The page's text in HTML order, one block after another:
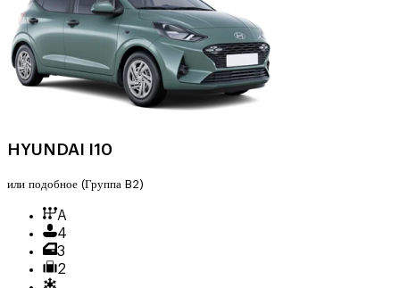
HYUNDAI I10
или подобное (Группа B2)
A
4
3
2